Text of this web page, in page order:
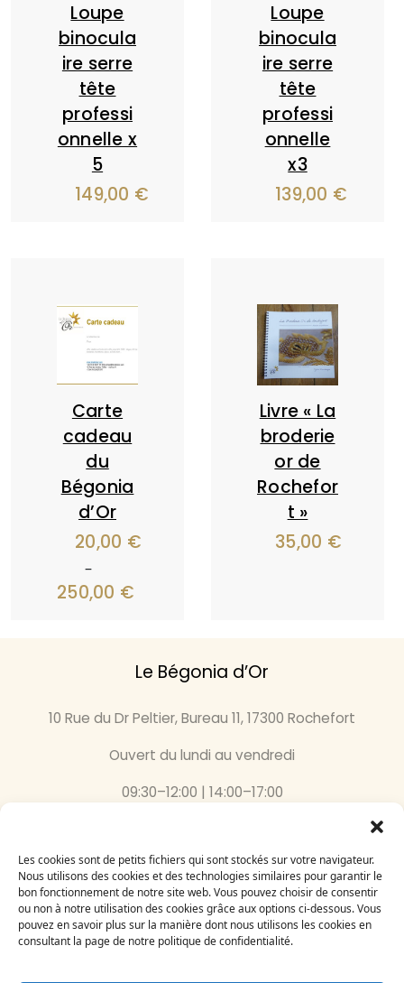
Les cookies sont de petits fichiers qui sont stockés sur votre navigateur.
Nous utilisons des cookies et des technologies similaires pour garantir le
bon fonctionnement de notre site web. Vous pouvez choisir de consentir
ou non à notre utilisation des cookies grâce aux options ci-dessous. Vous
pouvez en savoir plus sur la manière dont nous utilisons les cookies en
consultant la page de notre politique de confidentialité.
Loupe
binocula
ire serre
tête
professi
onnelle x
5
149,00 €
Loupe
binocula
ire serre
tête
professi
onnelle
x3
139,00 €
Carte
cadeau
du
Bégonia
d’Or
20,00 €
–
250,00 €
Livre « La
broderie
or de
Rochefor
t »
35,00 €
Le Bégonia d’Or
10 Rue du Dr Peltier, Bureau 11, 17300 Rochefort
Ouvert du lundi au vendredi
09:30–12:00 | 14:00–17:00
Inscrivez-vous
à notre newsletter